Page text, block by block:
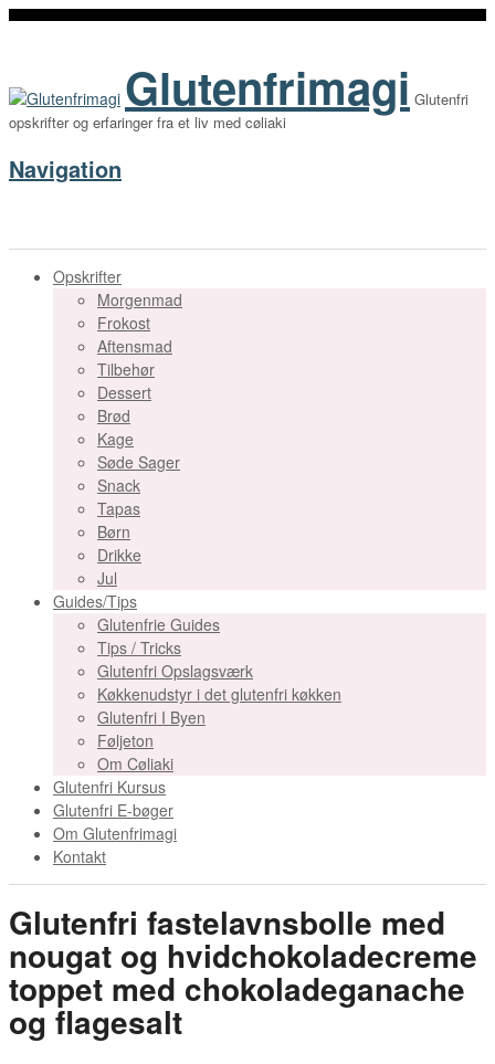
Glutenfrimagi Glutenfri
opskrifter og erfaringer fra et liv med cøliaki
Navigation
Opskrifter
Morgenmad
Frokost
Aftensmad
Tilbehør
Dessert
Brød
Kage
Søde Sager
Snack
Tapas
Børn
Drikke
Jul
Guides/Tips
Glutenfrie Guides
Tips / Tricks
Glutenfri Opslagsværk
Køkkenudstyr i det glutenfri køkken
Glutenfri I Byen
Føljeton
Om Cøliaki
Glutenfri Kursus
Glutenfri E-bøger
Om Glutenfrimagi
Kontakt
Glutenfri fastelavnsbolle med
nougat og hvidchokoladecreme
toppet med chokoladeganache
og flagesalt